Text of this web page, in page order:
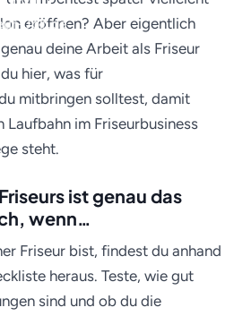
Job.de
eröffnen? Aber eigentlich
deine Arbeit als Friseur
hier, was für
mitbringen solltest, damit
Laufbahn im Friseurbusiness
steht.
ist genau das
wenn…
Friseur bist, findest du anhand
heraus. Teste, wie gut
sind und ob du die